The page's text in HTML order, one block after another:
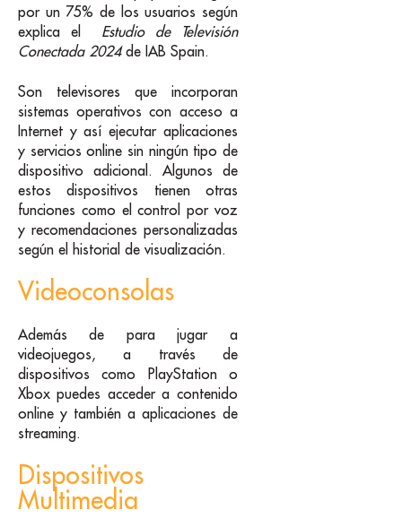
por un 75% de los usuarios según
explica el Estudio de Televisión
Conectada 2024de IAB Spain.
Son televisores que incorporan
sistemas operativos con acceso a
Internet y así ejecutar aplicaciones
y servicios online sin ningún tipo de
dispositivo adicional. Algunos de
estos dispositivos tienen otras
funciones como el control por voz
y recomendaciones personalizadas
según el historial de visualización.
Videoconsolas
Además de para jugar a
videojuegos, a través de
dispositivos como PlayStation o
Xbox puedes acceder a contenido
online y también a aplicaciones de
streaming.
Dispositivos
Multimedia